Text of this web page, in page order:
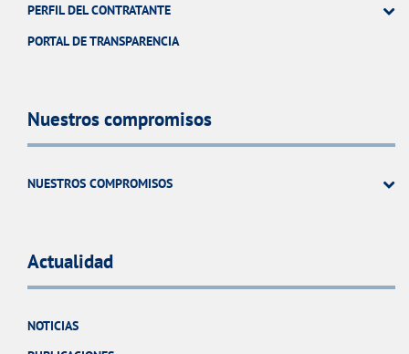
PERFIL DEL CONTRATANTE
PORTAL DE TRANSPARENCIA
Nuestros compromisos
NUESTROS COMPROMISOS
Actualidad
NOTICIAS